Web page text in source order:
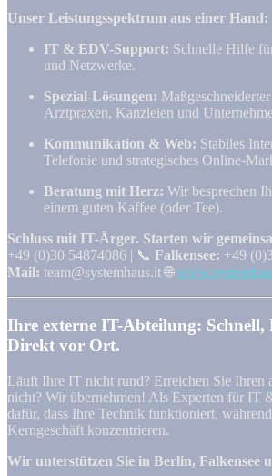
Unser Leistungsspektrum aus einer Hand:
IT & EDV-Support: Schnelle Hilfe
und Netzwerke.
Spezial-Lösungen:
Arztpraxen, Kanzleien und
Kommunikation & Web: Stabiles
Telefonie und strategisches Online-
Beratung mit Herz: Wir besprechen
einem guten Kaffee (oder Tee).
Schluss mit IT-Ärger. Starten wir
+49 (0)30 54874086 | 📞 Falkensee: +49
Mail: team@systemhaus.it 🌐
Ihre externe IT-Abteilung: Schnell,
Direkt vor Ort.
Läuft Ihre IT nicht rund? Erreichen Sie Ihren
nicht? Wir übernehmen! Als Experten für IT
dafür, dass Ihre Technik funktioniert,
Kerngeschäft konzentrieren.
Wir unterstützen Sie in Berlin, Falkensee